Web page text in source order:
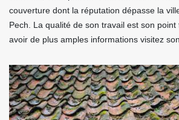
couverture dont la réputation dépasse la
Pech. La qualité de son travail est son
avoir de plus amples informations visitez